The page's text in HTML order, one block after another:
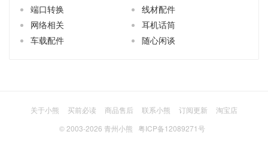
端口转换
线材配件
网络相关
耳机话筒
车载配件
随心闲谈
关于小熊 买前必读 商品售后 联系小熊 订阅更新
淘宝店
© 2003-2026 青州小熊 粤ICP备12089271号